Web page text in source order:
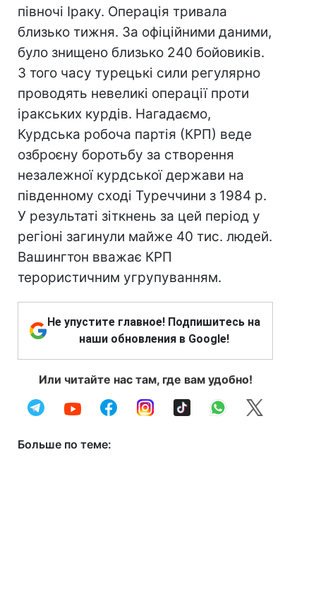
півночі Іраку. Операція тривала
близько тижня. За офіційними даними,
було знищено близько 240 бойовиків.
З того часу турецькі сили регулярно
проводять невеликі операції проти
іракських курдів. Нагадаємо,
Курдська робоча партія (КРП) веде
озброєну боротьбу за створення
незалежної курдської держави на
південному сході Туреччини з 1984 р.
У результаті зіткнень за цей період у
регіоні загинули майже 40 тис. людей.
Вашингтон вважає КРП
терористичним угрупуванням.
Не упустите главное! Подпишитесь на
наши обновления в Google!
Или читайте нас там, где вам удобно!
Больше по теме: